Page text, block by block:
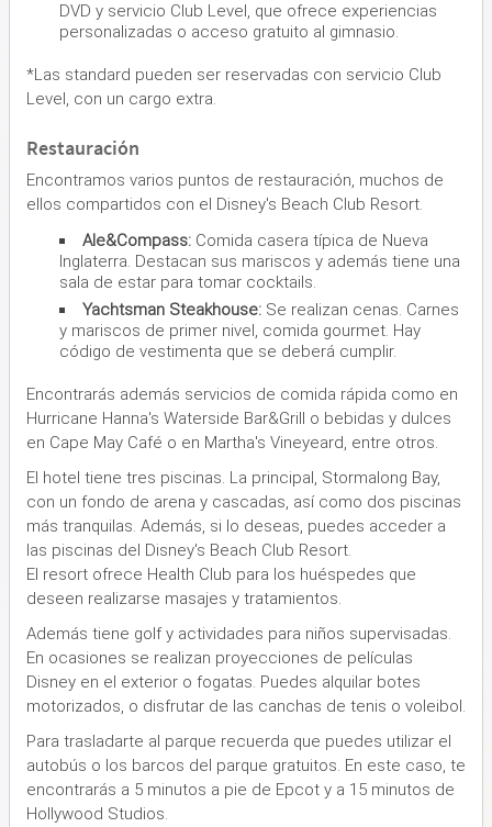
DVD y servicio Club Level, que ofrece experiencias
personalizadas o acceso gratuito al gimnasio.
*Las standard pueden ser reservadas con servicio Club
Level, con un cargo extra.
Restauración
Encontramos varios puntos de restauración, muchos de
ellos compartidos con el Disney's Beach Club Resort.
Ale&Compass: Comida casera típica de Nueva
Inglaterra. Destacan sus mariscos y además tiene una
sala de estar para tomar cocktails.
Yachtsman Steakhouse: Se realizan cenas. Carnes
y mariscos de primer nivel, comida gourmet. Hay
código de vestimenta que se deberá cumplir.
Encontrarás además servicios de comida rápida como en
Hurricane Hanna's Waterside Bar&Grill o bebidas y dulces
en Cape May Café o en Martha's Vineyeard, entre otros.
El hotel tiene tres piscinas. La principal, Stormalong Bay,
con un fondo de arena y cascadas, así como dos piscinas
más tranquilas. Además, si lo deseas, puedes acceder a
las piscinas del Disney's Beach Club Resort.
El resort ofrece Health Club para los huéspedes que
deseen realizarse masajes y tratamientos.
Además tiene golf y actividades para niños supervisadas.
En ocasiones se realizan proyecciones de películas
Disney en el exterior o fogatas. Puedes alquilar botes
motorizados, o disfrutar de las canchas de tenis o voleibol.
Para trasladarte al parque recuerda que puedes utilizar el
autobús o los barcos del parque gratuitos. En este caso, te
encontrarás a 5 minutos a pie de Epcot y a 15 minutos de
Hollywood Studios.